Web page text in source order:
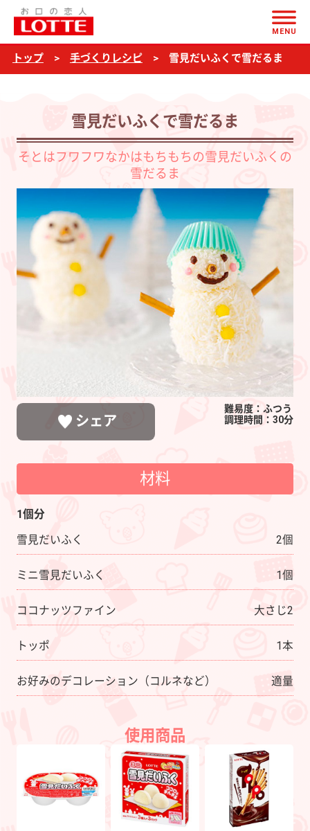
雪
見
だ
く
だ
る
ま
MENU
トップ 手づくりレシピ 雪見だいふくで雪だるま
雪見だいふくで雪だるま
そとはフワフワなかはもちもちの雪見だいふくの
雪だるま
シェア
難易度：ふつう
調理時間：30分
材料
1個分
雪見だいふく
2個
ミニ雪見だいふく 1個
ココナッツファイン 大さじ2
トッポ 1本
お好みのデコレーション（コルネなど） 適量
使用商品